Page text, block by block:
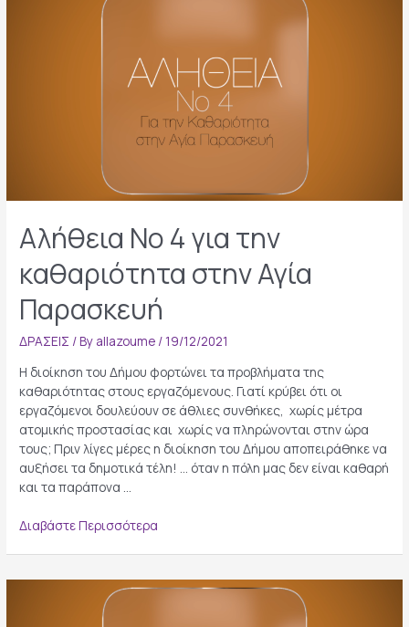
Αλήθεια Νο 4 για την
καθαριότητα στην Αγία
Παρασκευή
ΔΡΑΣΕΙΣ / By allazoume /19/12/2021
Η διοίκηση του Δήμου φορτώνει τα προβλήματα της
καθαριότητας στους εργαζόμενους. Γιατί κρύβει ότι οι
εργαζόμενοι δουλεύουν σε άθλιες συνθήκες, χωρίς μέτρα
ατομικής προστασίας και χωρίς να πληρώνονται στην ώρα
τους; Πριν λίγες μέρες η διοίκηση του Δήμου αποπειράθηκε να
αυξήσει τα δημοτικά τέλη! … όταν η πόλη μας δεν είναι καθαρή
και τα παράπονα …
Αλήθεια
για
Διαβάστε Περισσότερα